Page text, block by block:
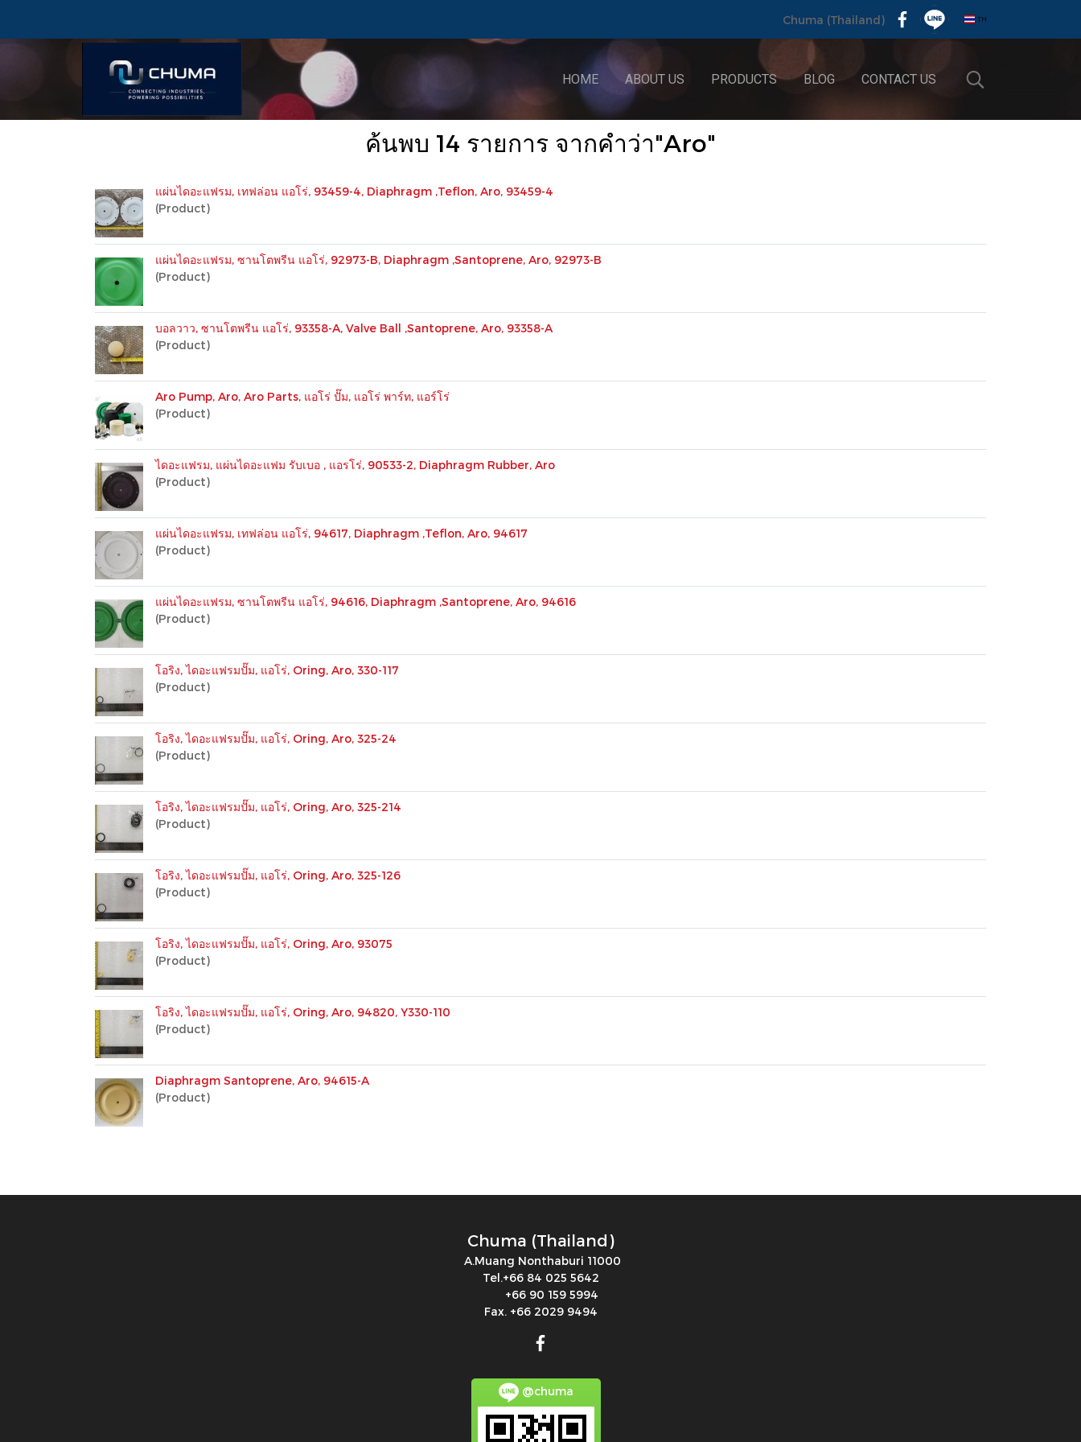
Chuma (Thailand) TH
HOME ABOUT US PRODUCTS BLOG CONTACT US
ค้นพบ 14 รายการ จากคำว่า"Aro"
แผ่นไดอะแฟรม, เทฟล่อน แอโร่, 93459-4, Diaphragm ,Teflon, Aro, 93459-4
(Product)
แผ่นไดอะแฟรม, ซานโตพรีน แอโร่, 92973-B, Diaphragm ,Santoprene, Aro, 92973-B
(Product)
บอลวาว, ซานโตพรีน แอโร่, 93358-A, Valve Ball ,Santoprene, Aro, 93358-A
(Product)
Aro Pump, Aro, Aro Parts, แอโร่ ปั๊ม, แอโร่ พาร์ท, แอร์โร่
(Product)
ไดอะแฟรม, แผ่นไดอะแฟม รับเบอ , แอรโร่, 90533-2, Diaphragm Rubber, Aro
(Product)
แผ่นไดอะแฟรม, เทฟล่อน แอโร่, 94617, Diaphragm ,Teflon, Aro, 94617
(Product)
แผ่นไดอะแฟรม, ซานโตพรีน แอโร่, 94616, Diaphragm ,Santoprene, Aro, 94616
(Product)
โอริง, ไดอะแฟรมปั๊ม, แอโร่, Oring, Aro, 330-117
(Product)
โอริง, ไดอะแฟรมปั๊ม, แอโร่, Oring, Aro, 325-24
(Product)
โอริง, ไดอะแฟรมปั๊ม, แอโร่, Oring, Aro, 325-214
(Product)
โอริง, ไดอะแฟรมปั๊ม, แอโร่, Oring, Aro, 325-126
(Product)
โอริง, ไดอะแฟรมปั๊ม, แอโร่, Oring, Aro, 93075
(Product)
โอริง, ไดอะแฟรมปั๊ม, แอโร่, Oring, Aro, 94820, Y330-110
(Product)
Diaphragm Santoprene, Aro, 94615-A
(Product)
Chuma (Thailand)
A.Muang Nonthaburi 11000
Tel.+66 84 025 5642
+66 90 159 5994
Fax. +66 2029 9494
@chuma